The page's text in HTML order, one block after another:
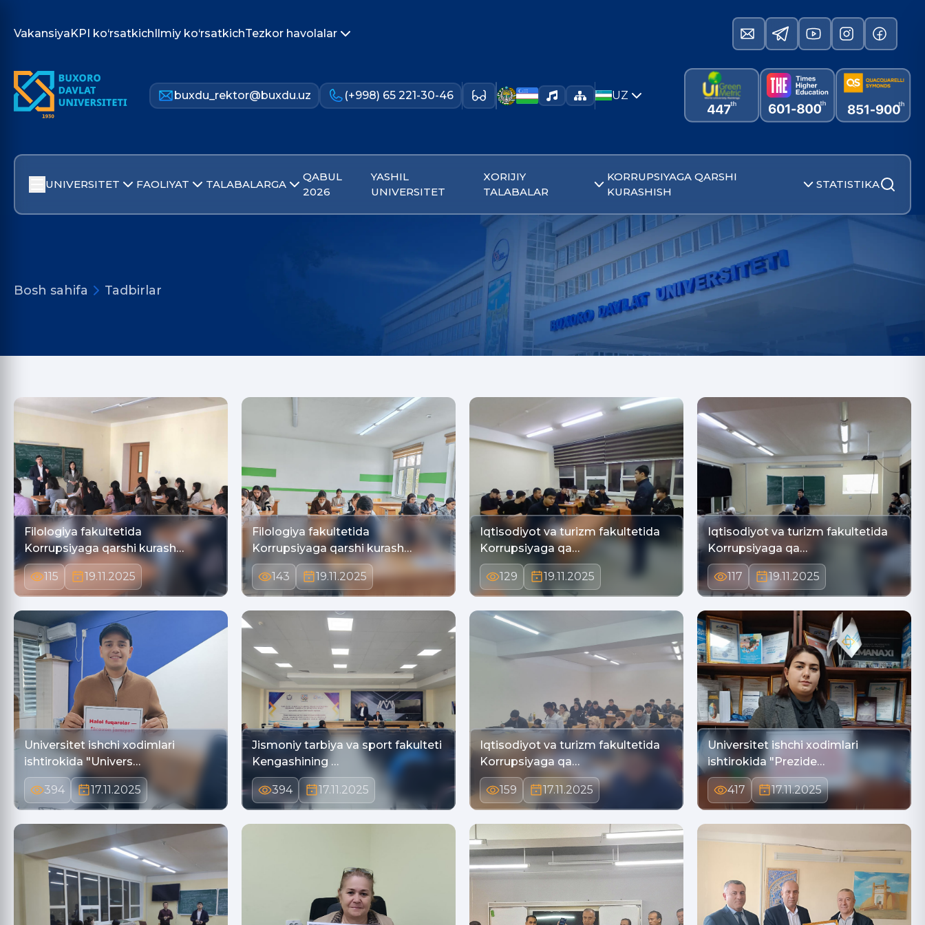
VakansiyaKPI ko‘rsatkichIlmiy ko‘rsatkichTezkor havolalar
buxdu_rektor@buxdu.uz (+998) 65 221-30-46 UZ
UNIVERSITET FAOLIYAT TALABALARGA
QABUL
2026
YASHIL
UNIVERSITET
XORIJIY
TALABALAR
KORRUPSIYAGA QARSHI
KURASHISH
STATISTIKA
Bosh sahifa Tadbirlar
Filologiya fakultetida
Korrupsiyaga qarshi kurash…
115 19.11.2025
Filologiya fakultetida
Korrupsiyaga qarshi kurash…
143 19.11.2025
Iqtisodiyot va turizm fakultetida
Korrupsiyaga qa…
129 19.11.2025
Iqtisodiyot va turizm fakultetida
Korrupsiyaga qa…
117 19.11.2025
Universitet ishchi xodimlari
ishtirokida "Univers…
394 17.11.2025
Jismoniy tarbiya va sport fakulteti
Kengashining …
394 17.11.2025
Iqtisodiyot va turizm fakultetida
Korrupsiyaga qa…
159 17.11.2025
Universitet ishchi xodimlari
ishtirokida "Prezide…
417 17.11.2025